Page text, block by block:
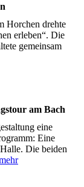
Horchen drehte
erleben“. Die
gemeinsam
am Bach
eine
Eine
Die beiden